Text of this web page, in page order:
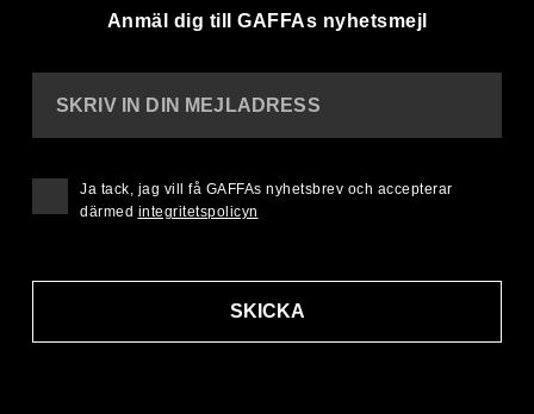
Anmäl dig till GAFFAs nyhetsmejl
SKRIV IN DIN MEJLADRESS
SKICKA
Ja tack, jag vill få GAFFAs nyhetsbrev och accepterar
därmed integritetspolicyn